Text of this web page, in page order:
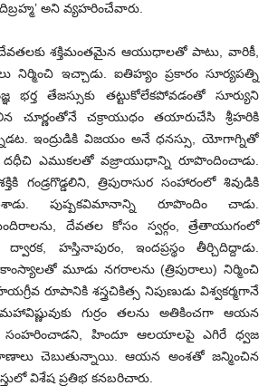
అని వ్యహరించేవారు.
దేవతలకు శక్తిమంతమైన ఆయుధాలతో పాటు, వారికీ,
నిర్మించి ఇచ్చాడు. ఐతిహ్యం ప్రకారం సూర్యపత్ని
భర్త తేజస్సుకు తట్టుకోలేకపోవడంతో సూర్యుని
చూర్ణంతోనే చక్రాయుధం తయారుచేసి శ్రీహరికి
ఇంద్రుడికి విజయం అనే ధనస్సు, యోగాగ్నితో
ఎముకలతో వజ్రాయుధాన్ని రూపొందించాడు.
గండ్రగొడ్డలిని, త్రిపురాసుర సంహారంలో శివుడికి
పుష్పకవిమానాన్ని రూపొందిం చాడు.
దేవతల కోసం స్వర్గం, త్రేతాయుగంలో
హస్తినాపురం, ఇందప్రస్థం తీర్చిదిద్దాడు.
కాంస్యాలతో మూడు నగరాలను (త్రిపురాలు) నిర్మించి
రూపానికి శస్త్రచికిత్స నిపుణుడు విశ్వకర్మగానే
గుర్రం తలను అతికించగా ఆయన
సంహరించాడని, హిందూ ఆలయాలపై ఎగిరే ధ్వజ
చెబుతున్నాయి. ఆయన అంశతో జన్మించిన
విశేష ప్రతిభ కనబరిచారు.